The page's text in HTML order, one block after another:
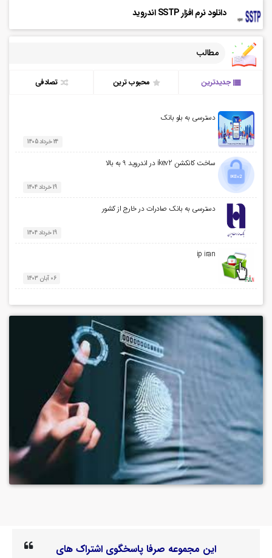
دانلود نرم افزار SSTP اندروید
مطالب
جدیدترین محبوب ترین تصادفی
دسترسی به بلو بانک
24 خرداد 1405
ساخت کانکشن ikev2 در اندروید 9 به بالا
19 خرداد 1404
دسترسی به بانک صادرات در خارج از کشور
19 خرداد 1404
ip iran
06 آبان 1403
این مجموعه صرفا پاسخگوی اشتراک های